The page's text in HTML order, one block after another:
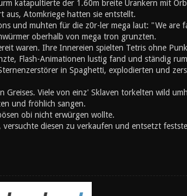
katapultierte der 1.60m breite Urankern mit
aus, Atomkriege hatten sie entstellt.
und muhten für die z0r-ler mega laut: "We are
oberhalb von mega tron grunzten.
waren. Ihre Innereien spielten Tetris ohne
Flash-Animationen lustig fand und ständig
in Spaghetti, explodierten und
Greises. Viele von einz' Sklaven torkelten wild
und fröhlich sangen.
obi nicht erwürgen wollte.
diesen zu verkaufen und entsetzt